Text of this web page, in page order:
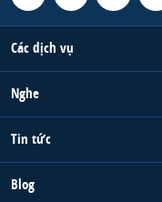
Các dịch vụ
Nghe
Tin tức
Blog